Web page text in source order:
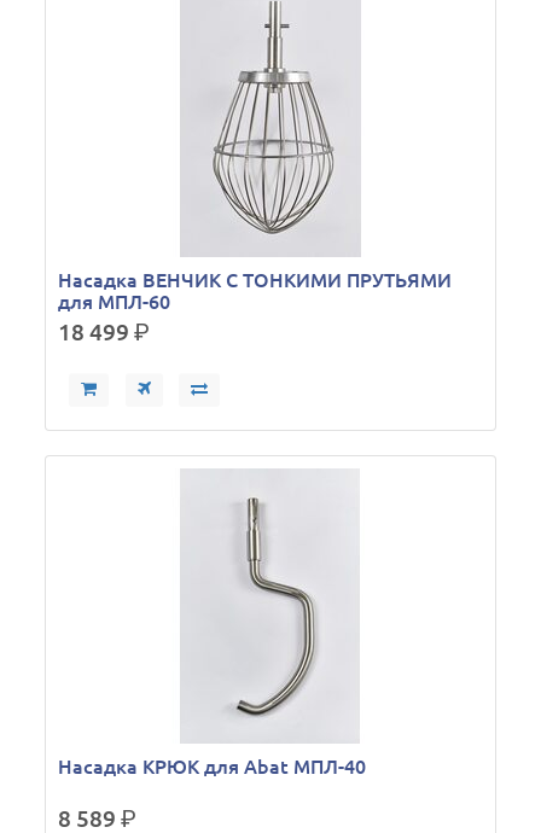
Насадка ВЕНЧИК С ТОНКИМИ ПРУТЬЯМИ
для МПЛ-60
18 499р.
Насадка КРЮК для Abat МПЛ-40
8 589р.